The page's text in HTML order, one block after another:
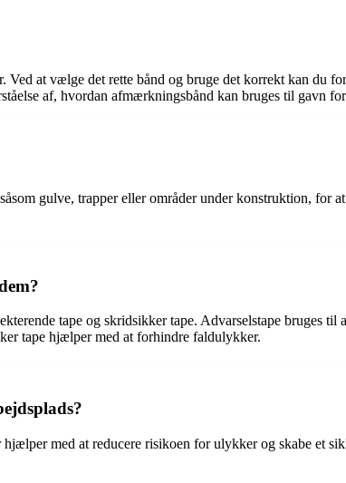
at vælge det rette bånd og bruge det korrekt kan du
af, hvordan afmærkningsbånd kan bruges til gavn
gulve, trapper eller områder under konstruktion, for
tape og skridsikker tape. Advarselstape bruges til
tape hjælper med at forhindre faldulykker.
med at reducere risikoen for ulykker og skabe et